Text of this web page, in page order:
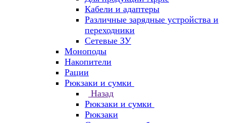
Кабели и адаптеры
Различные зарядные устройства и
переходники
Сетевые ЗУ
Моноподы
Накопители
Рации
Рюкзаки и сумки
Назад
Рюкзаки и сумки
Рюкзаки